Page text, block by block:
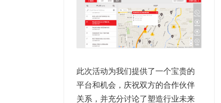
此次活动为我们提供了一个宝贵的
平台和机会，庆祝双方的合作伙伴
关系，并充分讨论了塑造行业未来